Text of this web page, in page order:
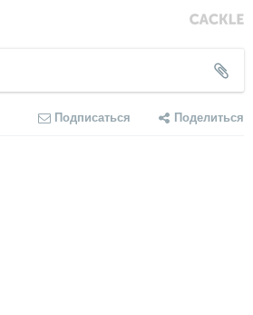
Подписаться Поделиться